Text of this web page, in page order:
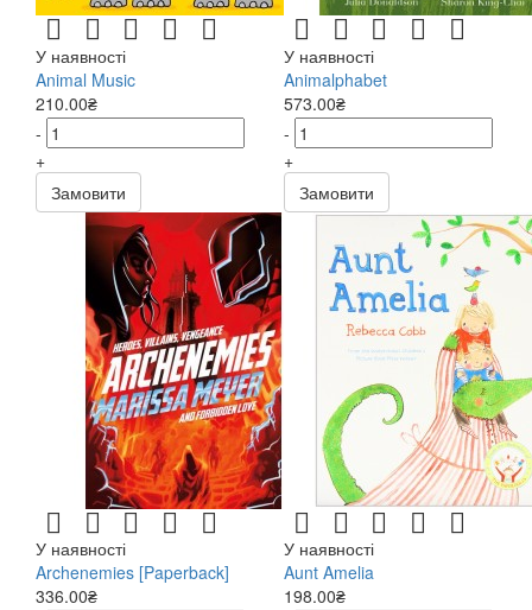
У наявності
Animal Music
210.00₴
-
+
Замовити
У наявності
Animalphabet
573.00₴
-
+
Замовити
У наявності
Archenemies [Paperback]
336.00₴
У наявності
Aunt Amelia
198.00₴